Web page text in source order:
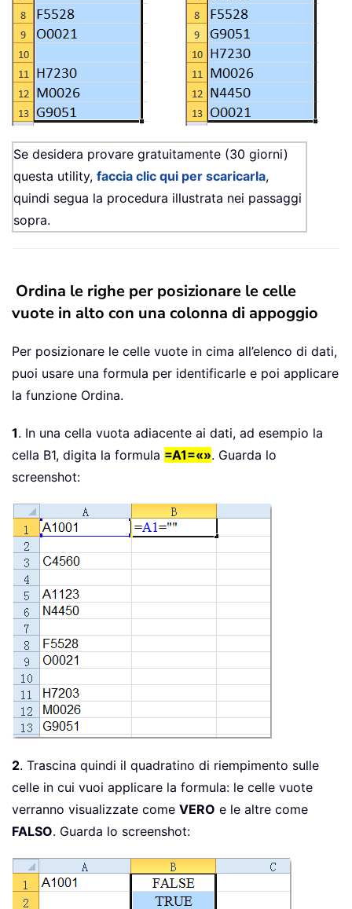
Se desidera provare gratuitamente (30 giorni)
questa utility, faccia clic qui per scaricarla,
quindi segua la procedura illustrata nei passaggi
sopra.
Ordina le righe per posizionare le celle
vuote in alto con una colonna di appoggio
Per posizionare le celle vuote in cima all’elenco di dati,
puoi usare una formula per identificarle e poi applicare
la funzione Ordina.
1. In una cella vuota adiacente ai dati, ad esempio la
cella B1, digita la formula =A1=«». Guarda lo
screenshot:
2. Trascina quindi il quadratino di riempimento sulle
celle in cui vuoi applicare la formula: le celle vuote
verranno visualizzate come VERO e le altre come
FALSO. Guarda lo screenshot: